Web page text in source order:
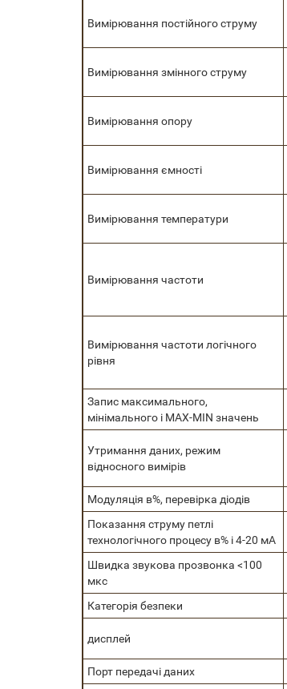
Вимірювання постійного струму
Вимірювання змінного струму
Вимірювання опору
Вимірювання ємності
Вимірювання температури
Вимірювання частоти
Вимірювання частоти логічного
рівня
Запис максимального,
мінімального і МАХ-MIN значень
Утримання даних, режим
відносного вимірів
Модуляція в%, перевірка діодів
Показання струму петлі
технологічного процесу в% і 4-20 мА
Швидка звукова прозвонка <100
мкс
Категорія безпеки
дисплей
Порт передачі даних